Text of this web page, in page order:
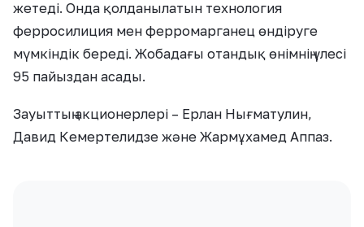
жетеді. Онда қолданылатын технология
ферросилиция мен ферромарганец өндіруге
мүмкіндік береді. Жобадағы отандық өнімнің үлесі
95 пайыздан асады.
Зауыттың акционерлері – Ерлан Нығматулин,
Давид Кемертелидзе және Жармұхамед Аппаз.